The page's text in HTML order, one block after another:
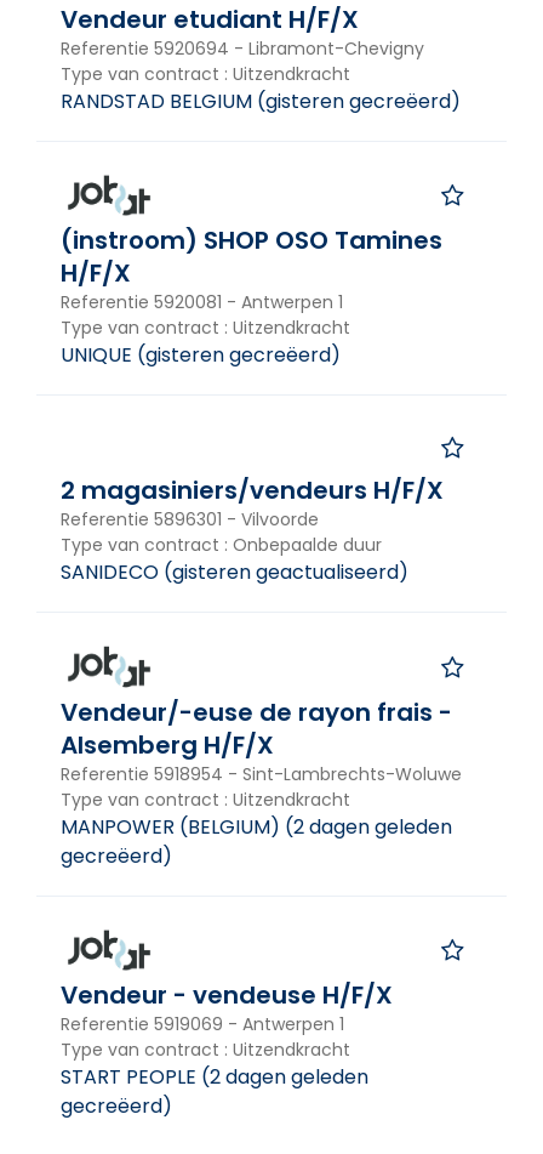
Vendeur etudiant H/F/X
Referentie 5920694 - Libramont-Chevigny
Type van contract : Uitzendkracht
RANDSTAD BELGIUM (gisteren gecreëerd)
(instroom) SHOP OSO Tamines
H/F/X
Referentie 5920081 - Antwerpen 1
Type van contract : Uitzendkracht
UNIQUE (gisteren gecreëerd)
2 magasiniers/vendeurs H/F/X
Referentie 5896301 - Vilvoorde
Type van contract : Onbepaalde duur
SANIDECO (gisteren geactualiseerd)
Vendeur/-euse de rayon frais -
Alsemberg H/F/X
Referentie 5918954 - Sint-Lambrechts-Woluwe
Type van contract : Uitzendkracht
MANPOWER (BELGIUM) (2 dagen geleden
gecreëerd)
Vendeur - vendeuse H/F/X
Referentie 5919069 - Antwerpen 1
Type van contract : Uitzendkracht
START PEOPLE (2 dagen geleden
gecreëerd)